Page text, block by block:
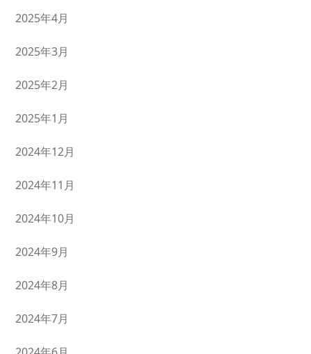
2025年4月
2025年3月
2025年2月
2025年1月
2024年12月
2024年11月
2024年10月
2024年9月
2024年8月
2024年7月